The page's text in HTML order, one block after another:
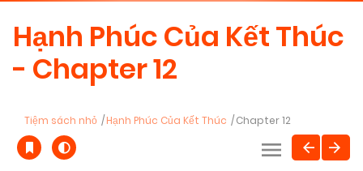
Hạnh Phúc Của Kết Thúc
- Chapter 12
Tiệm sách nhỏ Hạnh Phúc Của Kết Thúc Chapter 12